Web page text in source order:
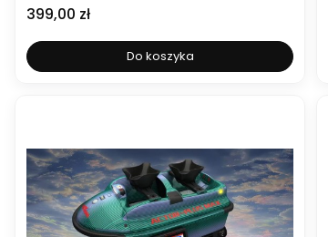
Cena
399,00 zł
Do koszyka